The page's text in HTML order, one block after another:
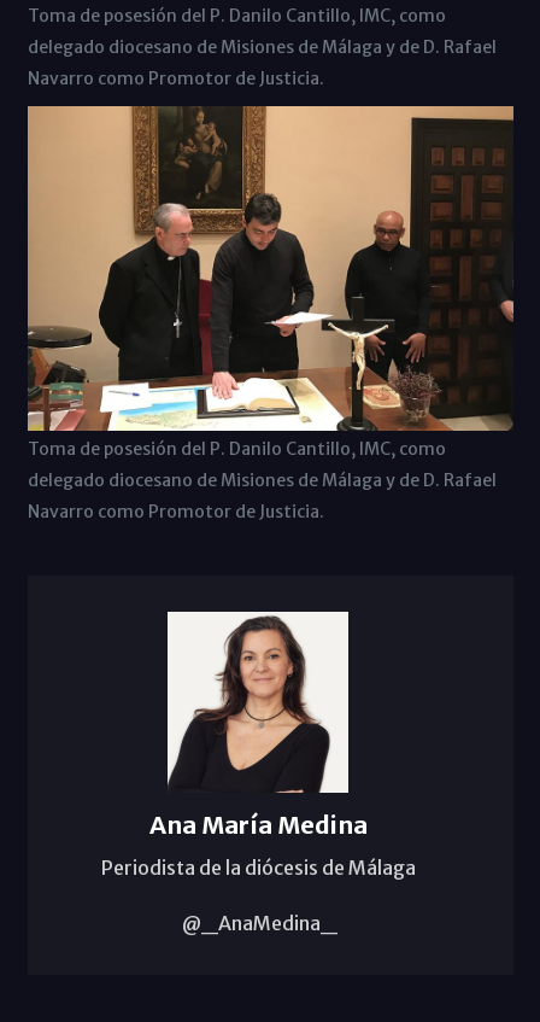
Toma de posesión del P. Danilo Cantillo, IMC, como
delegado diocesano de Misiones de Málaga y de D. Rafael
Navarro como Promotor de Justicia.
Toma de posesión del P. Danilo Cantillo, IMC, como
delegado diocesano de Misiones de Málaga y de D. Rafael
Navarro como Promotor de Justicia.
Ana María Medina
Periodista de la diócesis de Málaga
@_AnaMedina_